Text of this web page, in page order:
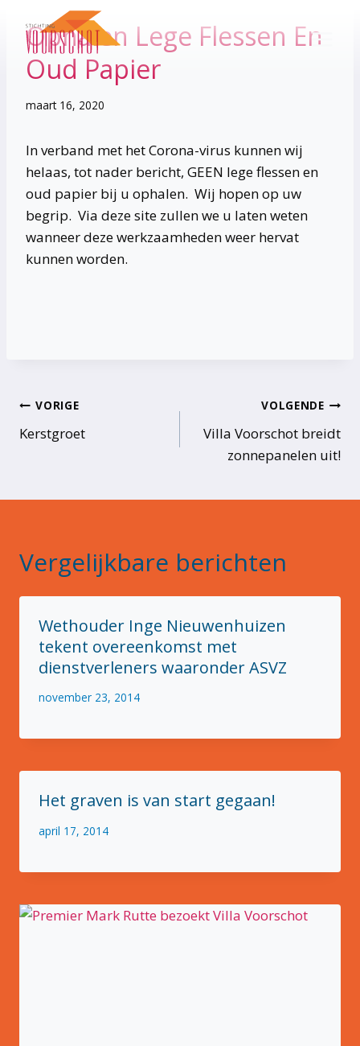
naar
inhoud
Ophalen Lege Flessen En
Oud Papier
maart 16, 2020
In verband met het Corona-virus kunnen wij
helaas, tot nader bericht, GEEN lege flessen en
oud papier bij u ophalen. Wij hopen op uw
begrip. Via deze site zullen we u laten weten
wanneer deze werkzaamheden weer hervat
kunnen worden.
B
e
i
h
t
n
t
VORIGE
Kerstgroet
VOLGENDE
Villa Voorschot breidt
zonnepanelen uit!
Vergelijkbare berichten
Wethouder Inge Nieuwenhuizen
tekent overeenkomst met
dienstverleners waaronder ASVZ
november 23, 2014
Het graven is van start gegaan!
april 17, 2014